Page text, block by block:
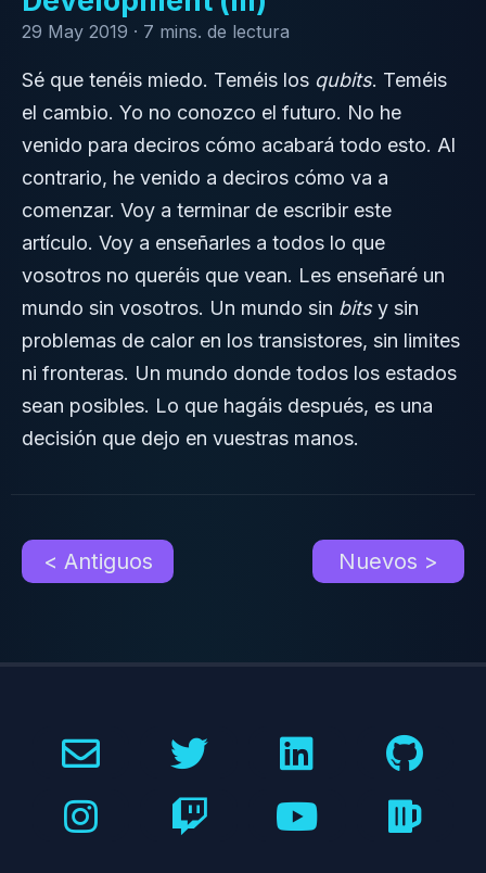
29 May 2019 · 7 mins. de lectura
Sé que tenéis miedo. Teméis los qubits. Teméis
el cambio. Yo no conozco el futuro. No he
venido para deciros cómo acabará todo esto. Al
contrario, he venido a deciros cómo va a
comenzar. Voy a terminar de escribir este
artículo. Voy a enseñarles a todos lo que
vosotros no queréis que vean. Les enseñaré un
mundo sin vosotros. Un mundo sin bitsy sin
problemas de calor en los transistores, sin limites
ni fronteras. Un mundo donde todos los estados
sean posibles. Lo que hagáis después, es una
decisión que dejo en vuestras manos.
< Antiguos Nuevos >